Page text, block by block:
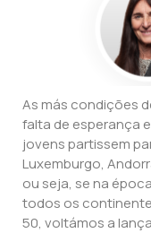
As más condições
falta de esperança
jovens partissem
Luxemburgo,
ou seja, se na
todos os
50, voltámos a